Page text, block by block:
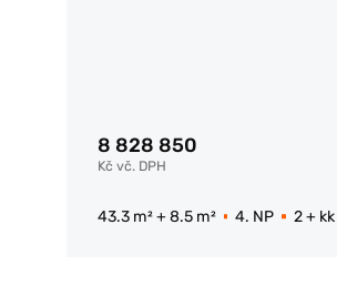
8 828 850
Kč vč. DPH
43.3 m² + 8.5 m² 4. NP 2 + kk